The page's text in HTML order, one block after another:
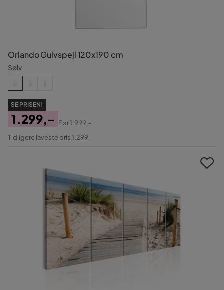
Orlando Gulvspejl 120x190 cm
Sølv
SE PRISEN!
Pris
1.299,-
Original
Før1.999,-
Tidligere laveste pris 1.299,-